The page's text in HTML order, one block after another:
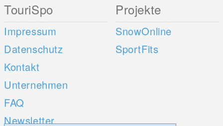
TouriSpo
Impressum
Datenschutz
Kontakt
Unternehmen
FAQ
Newsletter
Projekte
SnowOnline
SportFits